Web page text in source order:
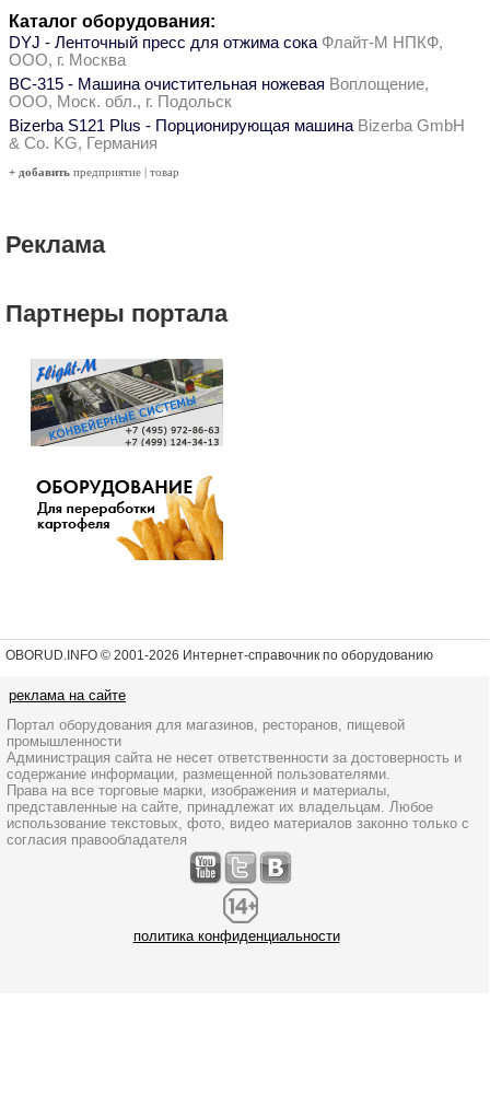
Каталог оборудования:
DYJ - Ленточный пресс для отжима сока Флайт-М НПКФ,
ООО, г. Москва
ВС-315 - Машина очистительная ножевая Воплощение,
ООО, Моск. обл., г. Подольск
Bizerba S121 Plus - Порционирующая машина Bizerba GmbH
& Co. KG, Германия
+ добавить предприятие | товар
Реклама
Партнеры портала
OBORUD.INFO © 2001-2026 Интернет-справочник по оборудованию
реклама на сайте
Портал оборудования для магазинов, ресторанов, пищевой
промышленности
Администрация сайта не несет ответственности за достоверность и
содержание информации, размещенной пользователями.
Права на все торговые марки, изображения и материалы,
представленные на сайте, принадлежат их владельцам. Любое
использование текстовых, фото, видео материалов законно только с
согласия правообладателя
политика конфиденциальности